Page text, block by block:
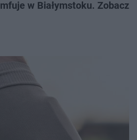
w Białymstoku. Zobacz